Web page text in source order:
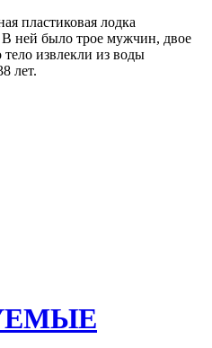
пластиковая лодка
В ней было трое мужчин, двое
извлекли из воды
лет.